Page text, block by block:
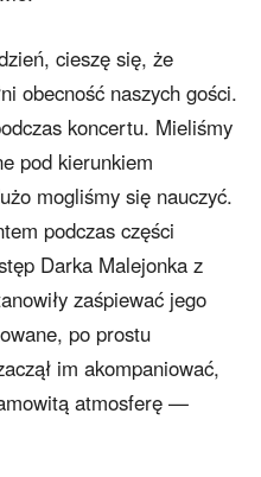
cieszę się, że
obecność naszych gości.
koncertu. Mieliśmy
pod kierunkiem
mogliśmy się nauczyć.
podczas części
Darka Malejonka z
zaśpiewać jego
po prostu
im akompaniować,
atmosferę —